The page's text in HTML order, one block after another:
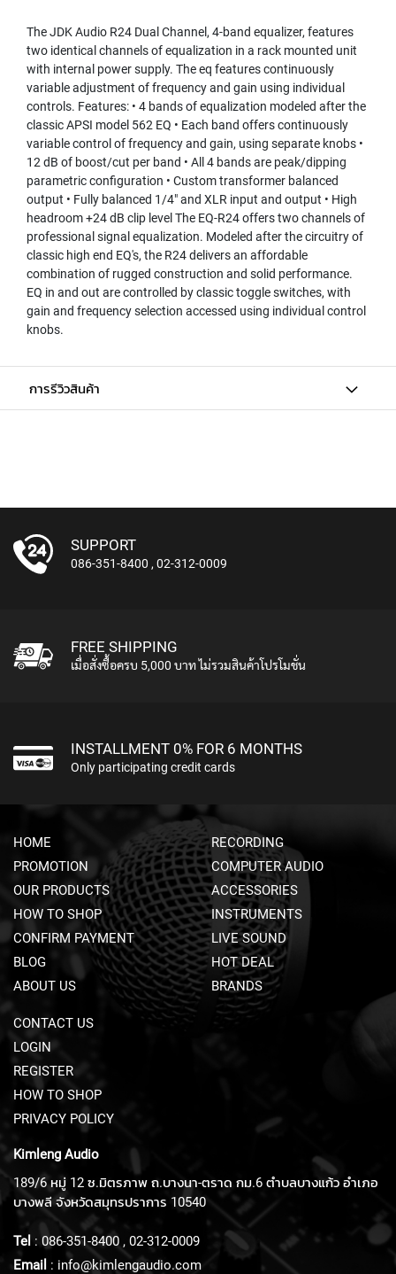
S
M
A
L
L
D
I
A
P
H
R
A
G
M
C
O
N
D
E
R
A
M
I
C
O
P
S
B
O
N
M
C
R
P
H
N
S
M
I
C
O
P
H
O
N
E
S
The JDK Audio R24 Dual Channel, 4-band equalizer, features
two identical channels of equalization in a rack mounted unit
with internal power supply. The eq features continuously
variable adjustment of frequency and gain using individual
controls. Features: • 4 bands of equalization modeled after the
classic APSI model 562 EQ • Each band offers continuously
variable control of frequency and gain, using separate knobs •
12 dB of boost/cut per band • All 4 bands are peak/dipping
parametric configuration • Custom transformer balanced
output • Fully balanced 1/4" and XLR input and output • High
headroom +24 dB clip level The EQ-R24 offers two channels of
professional signal equalization. Modeled after the circuitry of
classic high end EQ's, the R24 delivers an affordable
combination of rugged construction and solid performance.
EQ in and out are controlled by classic toggle switches, with
gain and frequency selection accessed using individual control
knobs.
การรีวิวสินค้า
SUPPORT
086-351-8400 , 02-312-0009
FREE SHIPPING
เมื่อสั่งซื้อครบ 5,000 บาท ไม่รวมสินค้าโปรโมชั่น
INSTALLMENT 0% FOR 6 MONTHS
Only participating credit cards
HOME
PROMOTION
OUR PRODUCTS
HOW TO SHOP
CONFIRM PAYMENT
BLOG
ABOUT US
RECORDING
COMPUTER AUDIO
ACCESSORIES
INSTRUMENTS
LIVE SOUND
HOT DEAL
BRANDS
CONTACT US
LOGIN
REGISTER
HOW TO SHOP
PRIVACY POLICY
Kimleng Audio
189/6 หมู่ 12 ซ.มิตรภาพ ถ.บางนา-ตราด กม.6 ตำบลบางแก้ว อำเภอ
บางพลี จังหวัดสมุทรปราการ 10540
Tel : 086-351-8400 , 02-312-0009
Email : info@kimlengaudio.com